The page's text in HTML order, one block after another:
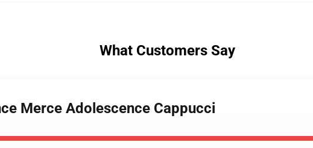
What Customers Say
Merce Adolescence Cappucci